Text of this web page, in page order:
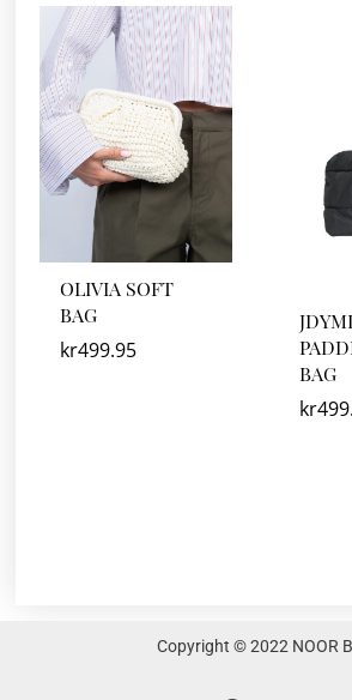
OLIVIA SOFT
BAG
kr499.95
BAG
kr
Copyright © 2022 NOOR